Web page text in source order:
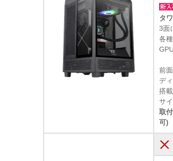
タ
3面
各
前
デ
搭
サ
取
可)